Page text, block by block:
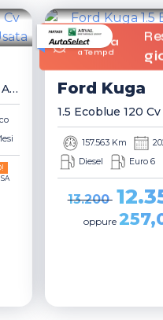
1.5 Ecoblue 120 Cv 2wd St-Line Auto Suv
Offerta
a Tempo!
Ford Kuga
157.563 Km
Diesel
Euro 6
13.200
oppure